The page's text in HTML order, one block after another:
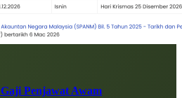
Penjawat Awam